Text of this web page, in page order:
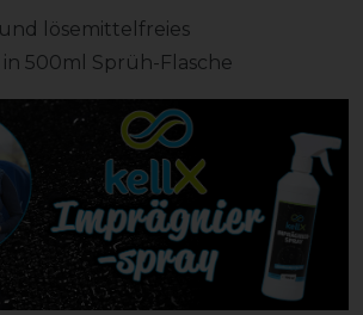
lösemittelfreies
500ml Sprüh-Flasche